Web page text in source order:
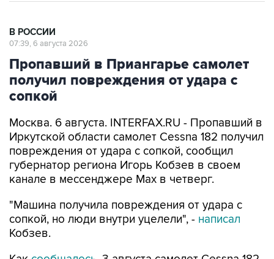
В РОССИИ
07:39, 6 августа 2026
Пропавший в Приангарье самолет
получил повреждения от удара с
сопкой
Москва. 6 августа. INTERFAX.RU - Пропавший в
Иркутской области самолет Cessna 182 получил
повреждения от удара с сопкой, сообщил
губернатор региона Игорь Кобзев в своем
канале в мессенджере Мах в четверг.
"Машина получила повреждения от удара с
сопкой, но люди внутри уцелели", - написал
Кобзев.